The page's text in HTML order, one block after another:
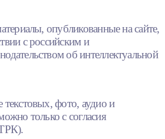
опубликованные на сайте,
с российским и
об интеллектуальной
фото, аудио и
только с согласия